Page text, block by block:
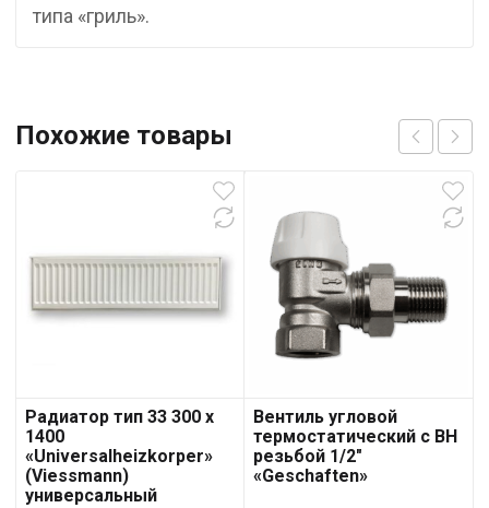
типа «гриль».
Похожие товары
Радиатор тип 33 300 x
1400
«Universalheizkorper»
(Viessmann)
универсальный
Вентиль угловой
термостатический с ВН
резьбой 1/2″
«Geschaften»